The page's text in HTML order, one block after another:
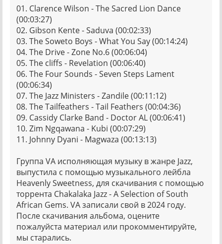
01. Clarence Wilson - The Sacred Lion Dance
(00:03:27)
02. Gibson Kente - Saduva (00:02:33)
03. The Soweto Boys - What You Say (00:14:24)
04. The Drive - Zone No.6 (00:06:04)
05. The cliffs - Revelation (00:06:40)
06. The Four Sounds - Seven Steps Lament
(00:06:34)
07. The Jazz Ministers - Zandile (00:11:12)
08. The Tailfeathers - Tail Feathers (00:04:36)
09. Cassidy Clarke Band - Doctor AL (00:06:41)
10. Zim Ngqawana - Kubi (00:07:29)
11. Johnny Dyani - Magwaza (00:13:13)
Группа VA исполняющая музыку в жанре Jazz,
выпустила с помощью музыкального лейбла
Heavenly Sweetness, для скачивания с помощью
торрента Chakalaka Jazz - A Selection of South
African Gems. VA записали свой в 2024 году.
После скачивания альбома, оцените
пожалуйста материал или прокомментируйте,
мы старались.